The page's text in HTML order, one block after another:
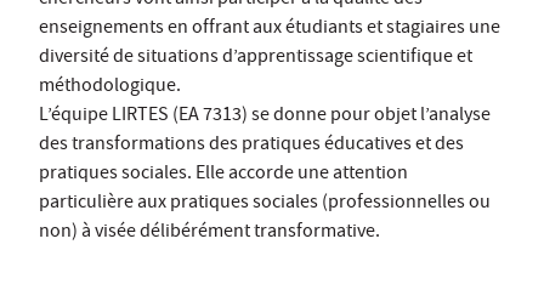
enseignements en offrant aux étudiants et stagiaires une
diversité de situations d’apprentissage scientifique et
méthodologique.
L’équipe LIRTES (EA 7313) se donne pour objet l’analyse
des transformations des pratiques éducatives et des
pratiques sociales. Elle accorde une attention
particulière aux pratiques sociales (professionnelles ou
non) à visée délibérément transformative.